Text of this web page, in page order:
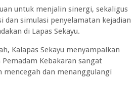
untuk menjalin sinergi, sekaligus
dan simulasi penyelamatan kejadian
di Lapas Sekayu.
Kalapas Sekayu menyampaikan
Kebakaran sangat
dan menanggulangi